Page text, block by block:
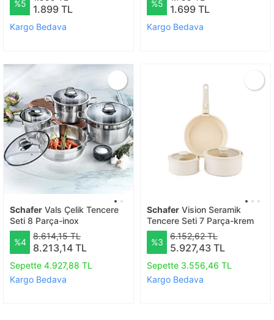
%5 1.899 TL
Kargo Bedava
%5 1.699 TL
Kargo Bedava
Schafer Vals Çelik Tencere
Seti 8 Parça-inox
%4
8.614,15 TL
8.213,14 TL
Sepette 4.927,88 TL
Kargo Bedava
Schafer Vision Seramik
Tencere Seti 7 Parça-krem
%3
6.152,62 TL
5.927,43 TL
Sepette 3.556,46 TL
Kargo Bedava